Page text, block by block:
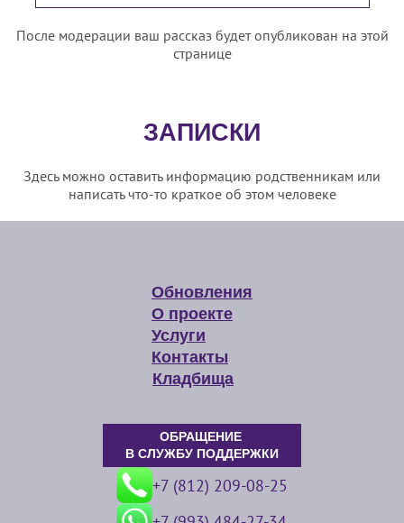
После модерации ваш рассказ будет опубликован на этой
странице
ЗАПИСКИ
Здесь можно оставить информацию родственникам или
написать что-то краткое об этом человеке
Обновления
О проекте
Услуги
Контакты
Кладбища
ОБРАЩЕНИЕ
В СЛУЖБУ ПОДДЕРЖКИ
+7 (812) 209-08-25